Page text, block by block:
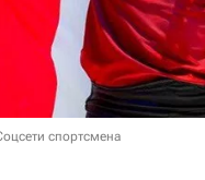
спортсмена